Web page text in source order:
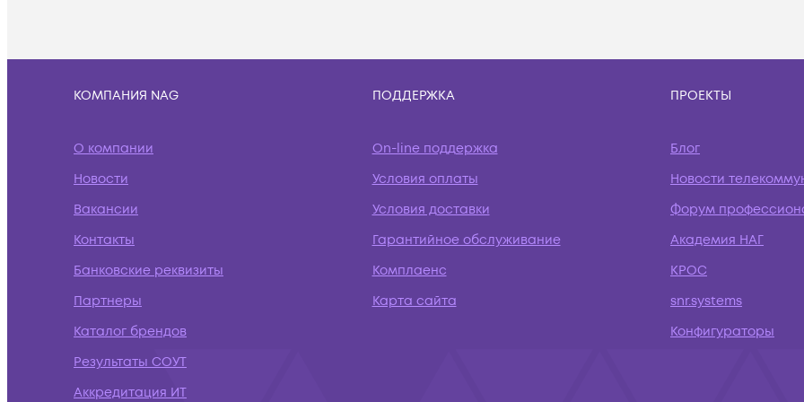
КОМПАНИЯ NAG
О компании
Новости
Вакансии
Контакты
Банковские реквизиты
Партнеры
Каталог брендов
Результаты СОУТ
Аккредитация ИТ
ПОДДЕРЖКА
On-line поддержка
Условия оплаты
Условия доставки
Гарантийное обслуживание
Комплаенс
Карта сайта
ПРОЕКТЫ
Блог
Новости
Форум
Академия НАГ
КРОС
snr.systems
Конфигураторы